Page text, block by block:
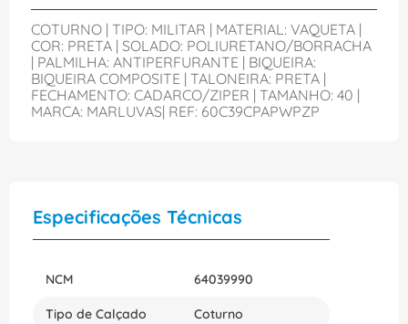
COTURNO | TIPO: MILITAR | MATERIAL: VAQUETA |
COR: PRETA | SOLADO: POLIURETANO/BORRACHA
| PALMILHA: ANTIPERFURANTE | BIQUEIRA:
BIQUEIRA COMPOSITE | TALONEIRA: PRETA |
FECHAMENTO: CADARCO/ZIPER | TAMANHO: 40 |
MARCA: MARLUVAS| REF: 60C39CPAPWPZP
Especificações Técnicas
NCM 64039990
Tipo de Calçado Coturno